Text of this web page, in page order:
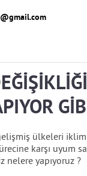
ülkeleri
karşı uyum
nelere yapıyoruz ?